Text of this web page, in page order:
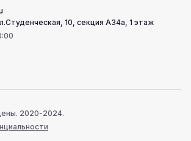
10, секция А34а, 1 этаж
2020-2024.